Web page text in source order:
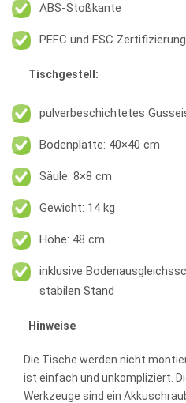
ABS-Stoßkante
PEFC und FSC Zertifizierung
Tischgestell:
pulverbeschichtetes
Bodenplatte: 40×40 cm
Säule: 8×8 cm
Gewicht: 14 kg
Höhe: 48 cm
inklusive
stabilen Stand
Hinweise
Die Tische werden nicht
ist einfach und unkompliziert.
Werkzeuge sind ein